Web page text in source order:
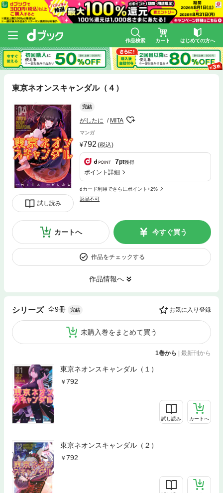
作品検索 カート はじめての方へ
東京ネオンスキャンダル（４）
試し読み
完結
がしたに MITA
マンガ
792 (税込)
7pt獲得
ポイント詳細
dカード利用でさらにポイント+2%
返品不可
カートへ 今すぐ買う
作品をチェックする
作品情報へ
シリーズ 全9冊 完結 お気に入り登録
未購入巻をまとめて買う
1巻から | 最新刊から
東京ネオンスキャンダル（１）
792
試し読み カートへ
東京ネオンスキャンダル（２）
792